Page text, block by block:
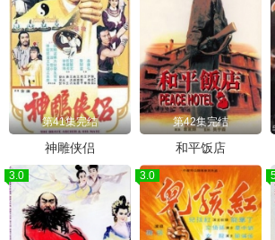
第41集完结
神雕侠侣
第42集完结
和平饭店
3.0 3.0